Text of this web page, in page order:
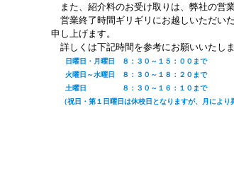
また、紹介料のお受け取りは、弊社の営
営業終了時間ギリギリにお越しいただい
申し上げます。
詳しくは下記時間を参考にお願いいたしま
日曜日・月曜日 ８：３０～１５：００まで
火曜日～水曜日 ８：３０～１８：２０まで
土曜日 ８：３０～１６：１０まで
（祝日・第１日曜日は休校日となりますが、月によ